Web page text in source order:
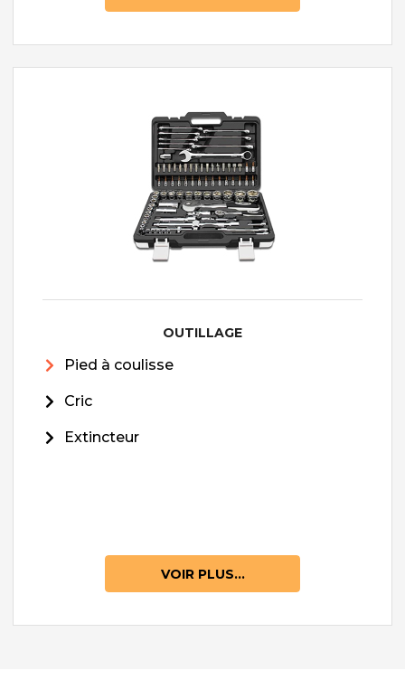
OUTILLAGE
Pied à coulisse
Cric
Extincteur
VOIR PLUS...